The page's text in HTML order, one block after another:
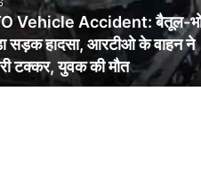
Vehicle Accident: बैतूल-
सड़क हादसा, आरटीओ के वाहन ने
टक्कर, युवक की मौत